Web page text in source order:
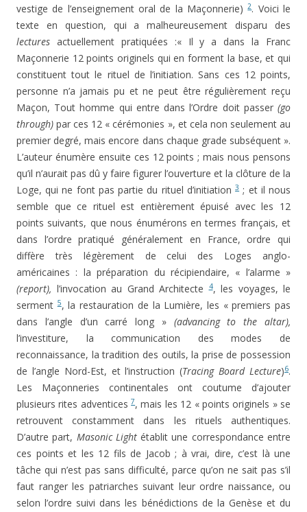
vestige de l’enseignement oral de la Maçonnerie)2. Voici le
texte en question, qui a malheureusement disparu des
lectures actuellement pratiquées :« Il y a dans la Franc
Maçonnerie 12 points originels qui en forment la base, et qui
constituent tout le rituel de l’initiation. Sans ces 12 points,
personne n’a jamais pu et ne peut être régulièrement reçu
Maçon, Tout homme qui entre dans l’Ordre doit passer (go
through) par ces 12 « cérémonies », et cela non seulement au
premier degré, mais encore dans chaque grade subsé­quent ».
L’auteur énumère ensuite ces 12 points ; mais nous pensons
qu’il n’aurait pas dû y faire figurer l’ouverture et la clôture de la
Loge, qui ne font pas partie du rituel d’ini­tiation3 ; et il nous
semble que ce rituel est entièrement épuisé avec les 12
points suivants, que nous énumérons en termes français, et
dans l’ordre pratiqué généralement en France, ordre qui
diffère très légèrement de celui des Loges anglo-
américaines : la préparation du récipiendaire, « l’alarme »
(report), l’invocation au Grand Architecte4, les voyages, le
serment5, la restauration de la Lumière, les « premiers pas
dans l’angle d’un carré long » (advancing to the altar),
l’investiture, la communication des modes de
reconnaissance, la tradition des outils, la prise de possession
de l’angle Nord-Est, et l’instruction (Tracing Board Lecture)6.
Les Maçonneries continentales ont coutume d’ajouter
plusieurs rites adventices7, mais les 12 « points originels » se
retrouvent constamment dans les rituels authentiques.
D’autre part, Masonic Lightétablit une correspondance entre
ces points et les 12 fils de Jacob ; à vrai, dire, c’est là une
tâche qui n’est pas sans difficulté, parce qu’on ne sait pas s’il
faut ranger les patriarches suivant leur ordre naissance, ou
selon l’ordre suivi dans les bénédictions de la Genèse et du